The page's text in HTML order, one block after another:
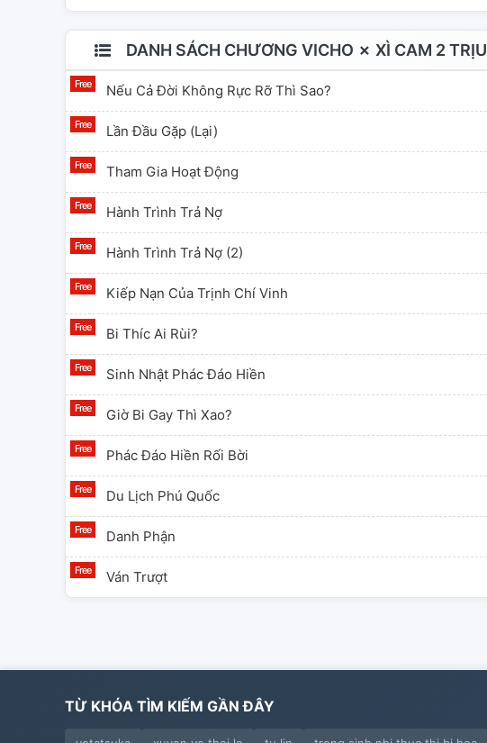
DANH SÁCH CHƯƠNG VICHO ✗ XÌ CAM 2 TRỊU
Nếu Cả Đời Không Rực Rỡ Thì Sao?
Lần Đầu Gặp (lại)
Tham Gia Hoạt Động
Hành Trình Trả Nợ
Hành Trình Trả Nợ (2)
Kiếp Nạn Của Trịnh Chí Vinh
Bi Thíc Ai Rùi?
Sinh Nhật Phác Đáo Hiền
Giờ Bi Gay Thì Xao?
Phác Đáo Hiền Rối Bời
Du Lịch Phú Quốc
Danh Phận
Ván Trượt
TỪ KHÓA TÌM KIẾM GẦN ĐÂY